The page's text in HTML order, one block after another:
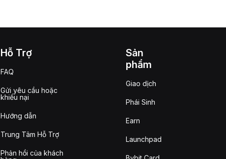
Hỗ Trợ
FAQ
Gửi yêu cầu hoặc
khiếu nại
Hướng dẫn
Trung Tâm Hỗ Trợ
Phản hồi của khách
Sản
phẩm
Giao dịch
Phái Sinh
Earn
Launchpad